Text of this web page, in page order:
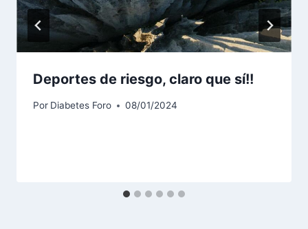
Deportes de riesgo, claro que sí!!
Por Diabetes Foro 08/01/2024